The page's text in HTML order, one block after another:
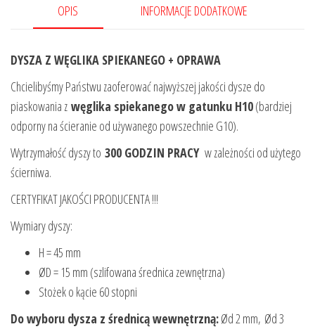
OPIS INFORMACJE DODATKOWE
DYSZA Z WĘGLIKA SPIEKANEGO + OPRAWA
Chcielibyśmy Państwu zaoferować najwyższej jakości dysze do
piaskowania z węglika spiekanego w gatunku H10(bardziej
odporny na ścieranie od używanego powszechnie G10).
Wytrzymałość dyszy to 300 GODZIN PRACYw zależności od użytego
ścierniwa.
CERTYFIKAT JAKOŚCI PRODUCENTA !!!
Wymiary dyszy:
H = 45 mm
ØD = 15 mm (szlifowana średnica zewnętrzna)
Stożek o kącie 60 stopni
Do wyboru dysza z średnicą wewnętrzną:Ød 2 mm, Ød 3